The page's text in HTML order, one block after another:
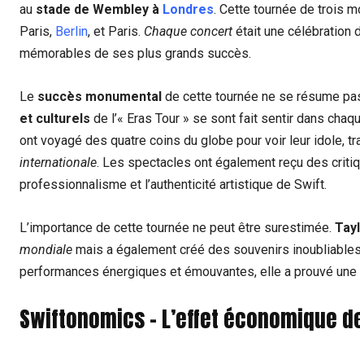
au stade de Wembley à Londres. Cette tournée de trois
Paris, Berlin, et Paris. Chaque concert était une célébration
mémorables de ses plus grands succès.
Le succès monumental de cette tournée ne se résume
et culturels de l’« Eras Tour » se sont fait sentir dans
ont voyagé des quatre coins du globe pour voir leur idole,
internationale. Les spectacles ont également reçu des
professionnalisme et l’authenticité artistique de Swift.
L’importance de cette tournée ne peut être surestimée.
mondiale mais a également créé des souvenirs
performances énergiques et émouvantes, elle a prouvé
Swiftonomics – L’effet économique